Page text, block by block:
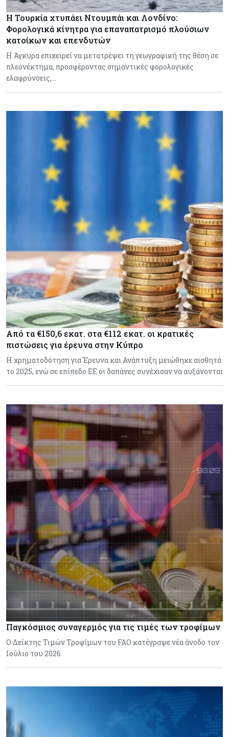
Η Τουρκία χτυπάει Ντουμπάι και Λονδίνο:
Φορολογικά κίνητρα για επαναπατρισμό πλούσιων
κατοίκων και επενδυτών
Η Άγκυρα επιχειρεί να μετατρέψει τη γεωγραφική της θέση σε
πλεονέκτημα, προσφέροντας σημαντικές φορολογικές
ελαφρύνσεις,…
Από τα €150,6 εκατ. στα €112 εκατ. οι κρατικές
πιστώσεις για έρευνα στην Κύπρο
Η χρηματοδότηση για Έρευνα και Ανάπτυξη μειώθηκε αισθητά
το 2025, ενώ σε επίπεδο ΕΕ οι δαπάνες συνέχισαν να αυξάνονται
Παγκόσμιος συναγερμός για τις τιμές των τροφίμων
Ο Δείκτης Τιμών Τροφίμων του FAO κατέγραψε νέα άνοδο τον
Ιούλιο του 2026